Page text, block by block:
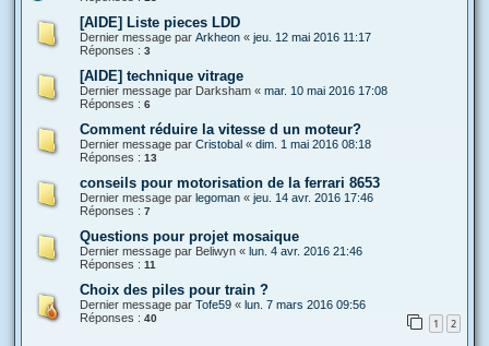
[AIDE] Liste pieces LDD
Dernier message par Arkheon « jeu. 12 mai 2016 11:17
Réponses : 3
[AIDE] technique vitrage
Dernier message par Darksham « mar. 10 mai 2016 17:08
Réponses : 6
Comment réduire la vitesse d un moteur?
Dernier message par Cristobal « dim. 1 mai 2016 08:18
Réponses : 13
conseils pour motorisation de la ferrari 8653
Dernier message par legoman « jeu. 14 avr. 2016 17:46
Réponses : 7
Questions pour projet mosaique
Dernier message par Beliwyn « lun. 4 avr. 2016 21:46
Réponses : 11
Choix des piles pour train ?
Dernier message par Tofe59 « lun. 7 mars 2016 09:56
Réponses : 40 1 2